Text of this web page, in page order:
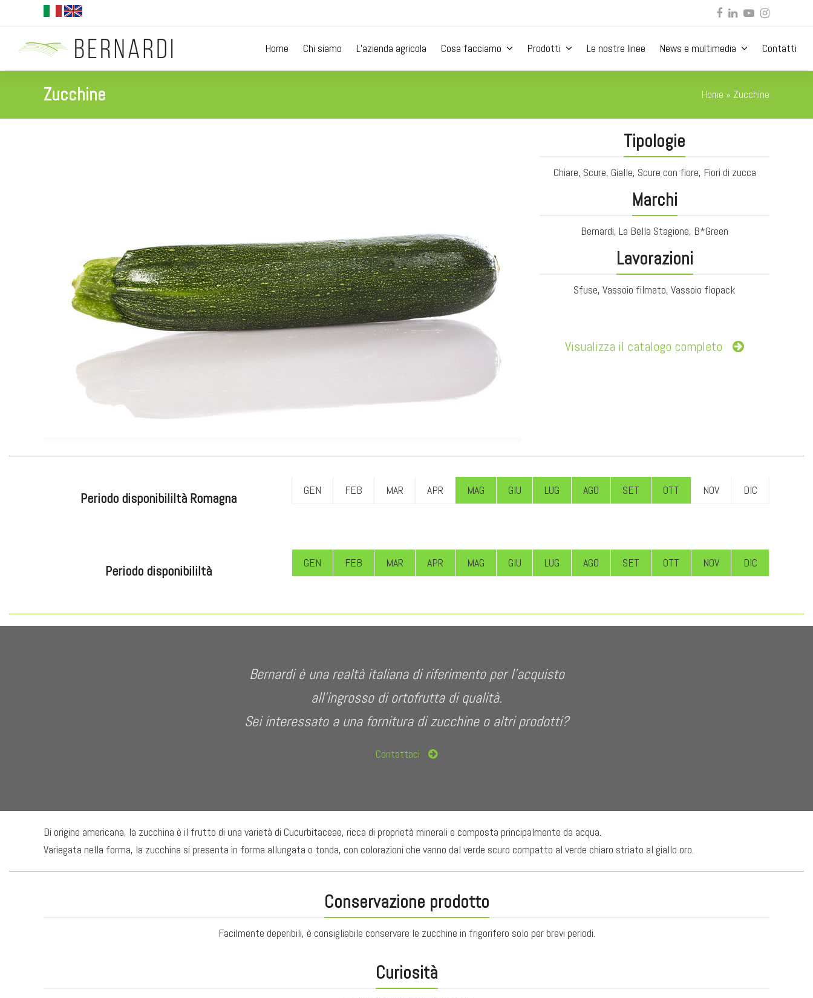
Facebook
LinkedIn
YouTubeInstagram
Home Chi siamo L’azienda agricola Cosa facciamo Prodotti Le nostre linee News e multimedia Contatti
Zucchine Home » Zucchine
Tipologie
Chiare, Scure, Gialle, Scure con fiore, Fiori di zucca
Marchi
Bernardi, La Bella Stagione, B*Green
Lavorazioni
Sfuse, Vassoio filmato, Vassoio flopack
Visualizza il catalogo completo
Periodo disponibililtà Romagna GEN FEB MAR APR MAG GIU LUG AGO SET OTT NOV DIC
Periodo disponibililtà GEN FEB MAR APR MAG GIU LUG AGO SET OTT NOV DIC
Bernardi è una realtà italiana di riferimento per l’acquisto
all’ingrosso di ortofrutta di qualità.
Sei interessato a una fornitura di zucchine o altri prodotti?
Contattaci
Di origine americana, la zucchina è il frutto di una varietà di Cucurbitaceae, ricca di proprietà minerali e composta principalmente da acqua.
Variegata nella forma, la zucchina si presenta in forma allungata o tonda, con colorazioni che vanno dal verde scuro compatto al verde chiaro striato al giallo oro.
Conservazione prodotto
Facilmente deperibili, è consigliabile conservare le zucchine in frigorifero solo per brevi periodi.
Curiosità